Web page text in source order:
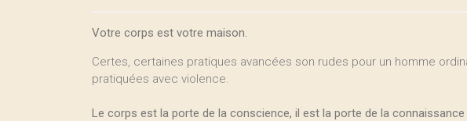
Votre corps est votre maison.
Certes, certaines pratiques avancées son rudes pour un homme
pratiquées avec violence.
Le corps est la porte de la conscience, il est la porte de la connaissance